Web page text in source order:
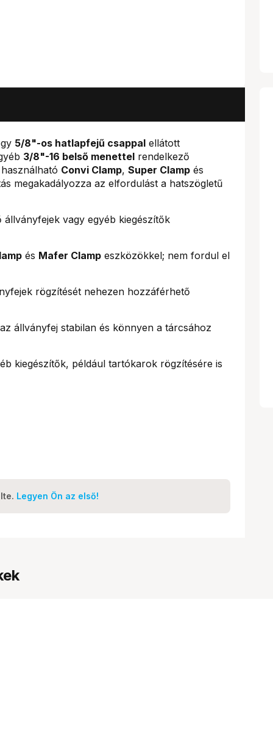
5/8"-os hatlapfejű csappal ellátott
3/8"-16 belső menettel rendelkező
Convi Clamp, Super Clamp és
megakadályozza az elfordulást a hatszögletű
vagy egyéb kiegészítők
és Mafer Clamp eszközökkel; nem fordul el
rögzítését nehezen hozzáférhető
állványfej stabilan és könnyen a tárcsához
kiegészítők, például tartókarok rögzítésére is
Legyen Ön az első!